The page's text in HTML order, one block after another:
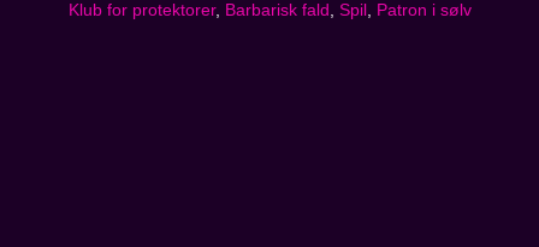
Klub for protektorer, Barbarisk fald , Spil , Patron i sølv